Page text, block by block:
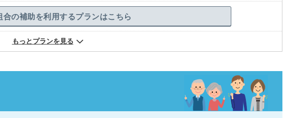
合の補助を利用するプランはこちら
もっとプランを見る